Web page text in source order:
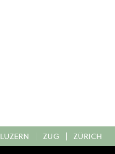
LUZERN | ZUG | ZÜRICH